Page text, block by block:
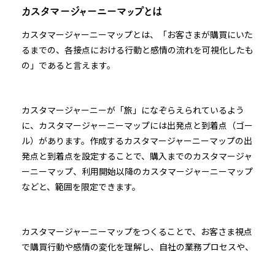
カスタマージャーニーマップとは
カスタマージャーニーマップとは、「お客さまが購買にいた
るまでの、各接点における行動と感情の流れを可視化したも
の」であると言えます。
カスタマージャーニーが「旅」になぞらえられているよう
に、カスタマージャーニーマップには出発点と到着点（ゴー
ル）があります。作成するカスタマージャーニーマップの出
発点と到着点を設定することで、購入までのカスタマージャ
ーニーマップ、利用開始以降のカスタマージャーニーマップ
などと、範囲を限定できます。
カスタマージャーニーマップをつくることで、お客さま視点
で購買行動や感情の変化を理解し、自社の業務プロセスや、